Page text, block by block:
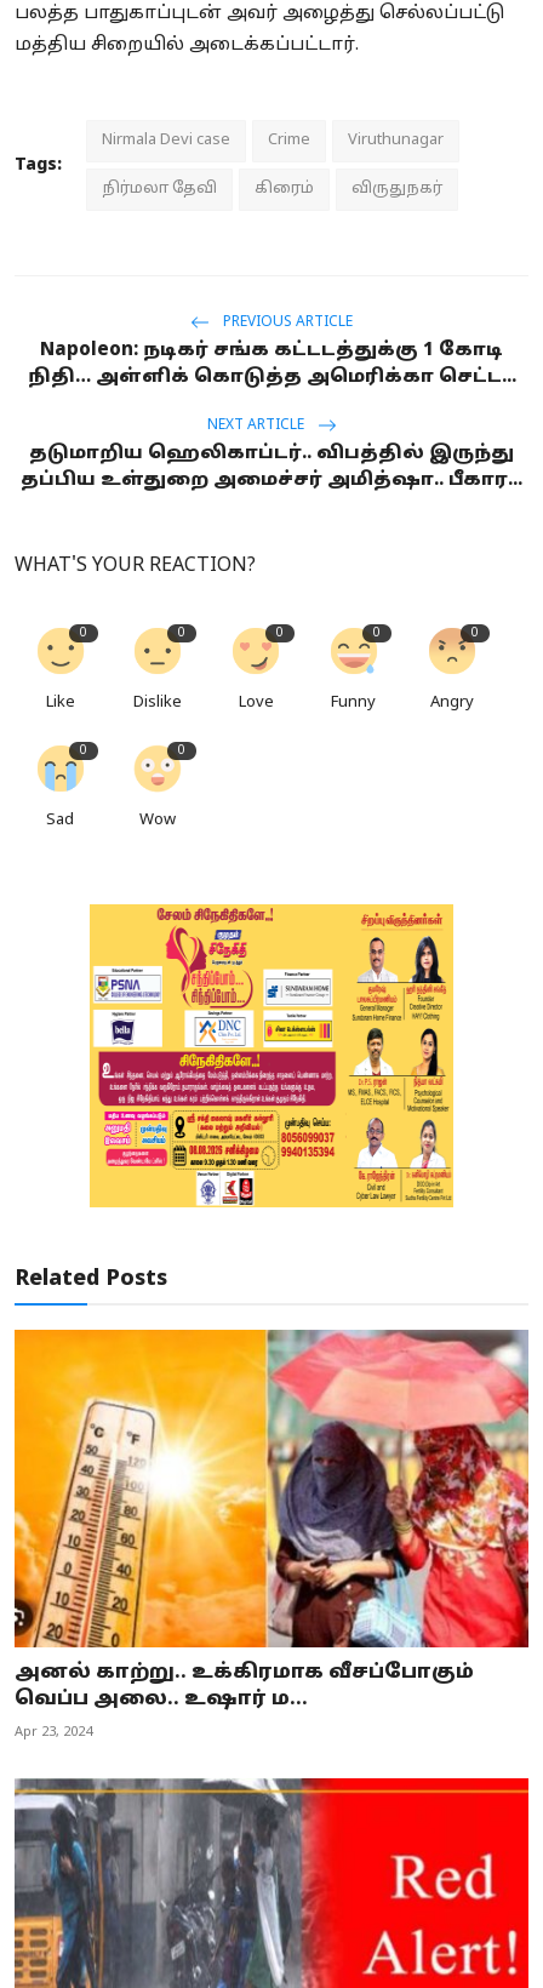
பலத்த பாதுகாப்புடன் அவர் அழைத்து செல்லப்பட்டு
மத்திய சிறையில் அடைக்கப்பட்டார்.
Tags:
Nirmala Devi case Crime Viruthunagar
நிர்மலா தேவி கிரைம் விருதுநகர்
PREVIOUS ARTICLE
Napoleon: நடிகர் சங்க கட்டடத்துக்கு 1 கோடி
நிதி… அள்ளிக் கொடுத்த அமெரிக்கா செட்ட...
NEXT ARTICLE
தடுமாறிய ஹெலிகாப்டர்.. விபத்தில் இருந்து
தப்பிய உள்துறை அமைச்சர் அமித்ஷா.. பீகார...
WHAT'S YOUR REACTION?
0
Like
0
Dislike
0
Love
0
Funny
0
Angry
0
Sad
0
Wow
Related Posts
அனல் காற்று.. உக்கிரமாக வீசப்போகும்
வெப்ப அலை.. உஷார் ம...
Apr 23, 2024